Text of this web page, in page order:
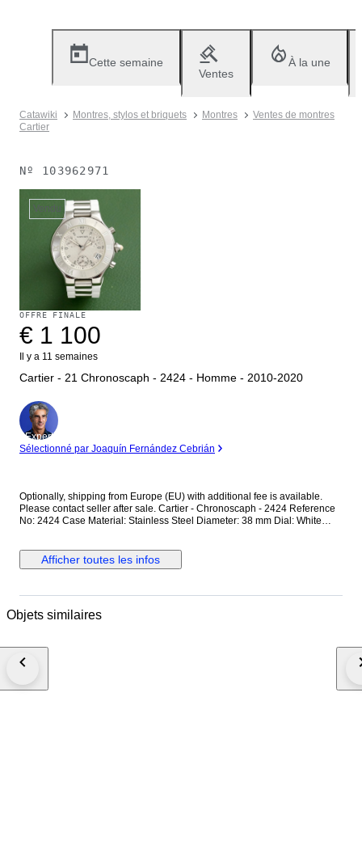
Cette semaine
Ventes
À la une
Catawiki Montres, stylos et briquets Montres
Ventes de montres
Cartier
Nº 103962971
Vendu
OFFRE FINALE
€ 1 100
Il y a 11 semaines
Cartier - 21 Chronoscaph - 2424 - Homme - 2010-2020
Expert
Sélectionné par Joaquín Fernández Cebrián
Optionally, shipping from Europe (EU) with additional fee is available.
Please contact seller after sale. Cartier - Chronoscaph - 2424 Reference
No: 2424 Case Material: Stainless Steel Diameter: 38 mm Dial: White
to 17.5-18 cm wrist approximately Clasp: Hidden Deployment Case Back:
Solid Condition: Worn & Very good condition Movement: Quartz
Box / No Paper (The box that appears in the photos is my shooting
sure that the items finds you as soon as possible (takes usually 3-5 days
Afficher toutes les infos
Objets similaires